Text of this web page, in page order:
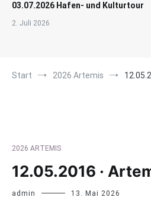
03.07.2026 Hafen- und Kulturtour
2. Juli 2026
Start 2026 Artemis
2026 ARTEMIS
12.05.2016 ·
admin 13. Mai 2026